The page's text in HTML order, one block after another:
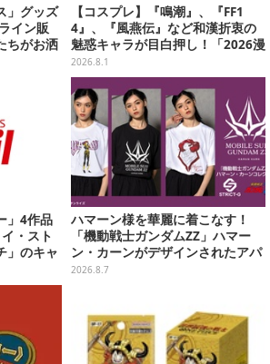
」グッズ
イン販
ちがお洒
が可愛
【コスプレ】『鳴潮』、『FF1
4』、『風燕伝』など和漢折衷の
魅惑キャラが目白押し！「2026漫
画博覧会」美麗レイヤー13選【写
真39枚】
2026.8.1
」4作品
・スト
」のキャ
ハマーン様を華麗に着こなす！
「機動戦士ガンダムZZ」ハマー
ン・カーンがデザインされたアパ
レルが販売
2026.8.7